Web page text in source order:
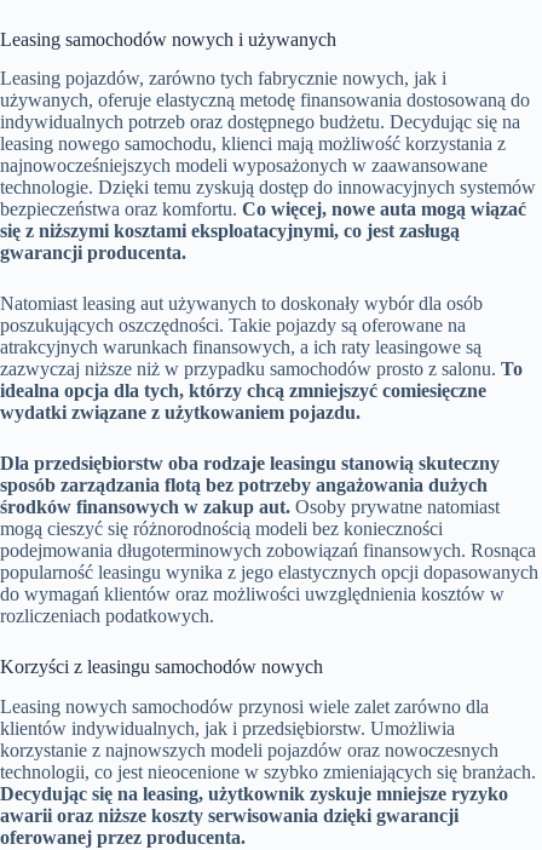
Leasing samochodów nowych i używanych
Leasing pojazdów, zarówno tych fabrycznie nowych, jak i
używanych, oferuje elastyczną metodę finansowania dostosowaną do
indywidualnych potrzeb oraz dostępnego budżetu. Decydując się na
leasing nowego samochodu, klienci mają możliwość korzystania z
najnowocześniejszych modeli wyposażonych w zaawansowane
technologie. Dzięki temu zyskują dostęp do innowacyjnych systemów
bezpieczeństwa oraz komfortu. Co więcej, nowe auta mogą wiązać
się z niższymi kosztami eksploatacyjnymi, co jest zasługą
gwarancji producenta.
Natomiast leasing aut używanych to doskonały wybór dla osób
poszukujących oszczędności. Takie pojazdy są oferowane na
atrakcyjnych warunkach finansowych, a ich raty leasingowe są
zazwyczaj niższe niż w przypadku samochodów prosto z salonu. To
idealna opcja dla tych, którzy chcą zmniejszyć comiesięczne
wydatki związane z użytkowaniem pojazdu.
Dla przedsiębiorstw oba rodzaje leasingu stanowią skuteczny
sposób zarządzania flotą bez potrzeby angażowania dużych
środków finansowych w zakup aut. Osoby prywatne natomiast
mogą cieszyć się różnorodnością modeli bez konieczności
podejmowania długoterminowych zobowiązań finansowych. Rosnąca
popularność leasingu wynika z jego elastycznych opcji dopasowanych
do wymagań klientów oraz możliwości uwzględnienia kosztów w
rozliczeniach podatkowych.
Korzyści z leasingu samochodów nowych
Leasing nowych samochodów przynosi wiele zalet zarówno dla
klientów indywidualnych, jak i przedsiębiorstw. Umożliwia
korzystanie z najnowszych modeli pojazdów oraz nowoczesnych
technologii, co jest nieocenione w szybko zmieniających się branżach.
Decydując się na leasing, użytkownik zyskuje mniejsze ryzyko
awarii oraz niższe koszty serwisowania dzięki gwarancji
oferowanej przez producenta.